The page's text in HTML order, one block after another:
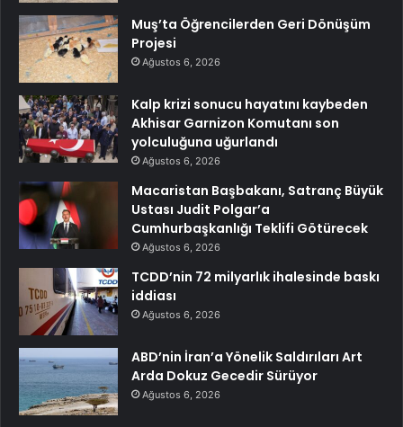
Muş’ta Öğrencilerden Geri Dönüşüm
Projesi
Ağustos 6, 2026
Kalp krizi sonucu hayatını kaybeden
Akhisar Garnizon Komutanı son
yolculuğuna uğurlandı
Ağustos 6, 2026
Macaristan Başbakanı, Satranç Büyük
Ustası Judit Polgar’a
Cumhurbaşkanlığı Teklifi Götürecek
Ağustos 6, 2026
TCDD’nin 72 milyarlık ihalesinde baskı
iddiası
Ağustos 6, 2026
ABD’nin İran’a Yönelik Saldırıları Art
Arda Dokuz Gecedir Sürüyor
Ağustos 6, 2026